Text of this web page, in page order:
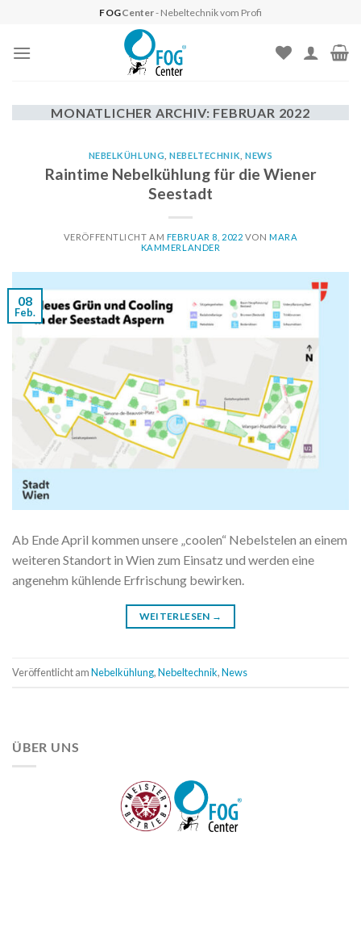
content
FOGCenter- Nebeltechnik vom Profi
MONATLICHER ARCHIV: FEBRUAR 2022
NEBELKÜHLUNG ,NEBELTECHNIK ,NEWS
Raintime Nebelkühlung für die Wiener
Seestadt
VERÖFFENTLICHT AM FEBRUAR 8, 2022 VONMARA
KAMMERLANDER
08
Feb.
Ab Ende April kommen unsere „coolen“ Nebelstelen an einem
weiteren Standort in Wien zum Einsatz und werden eine
angenehm kühlende Erfrischung bewirken.
WEITERLESEN →
Veröffentlicht amNebelkühlung,Nebeltechnik,News
ÜBER UNS